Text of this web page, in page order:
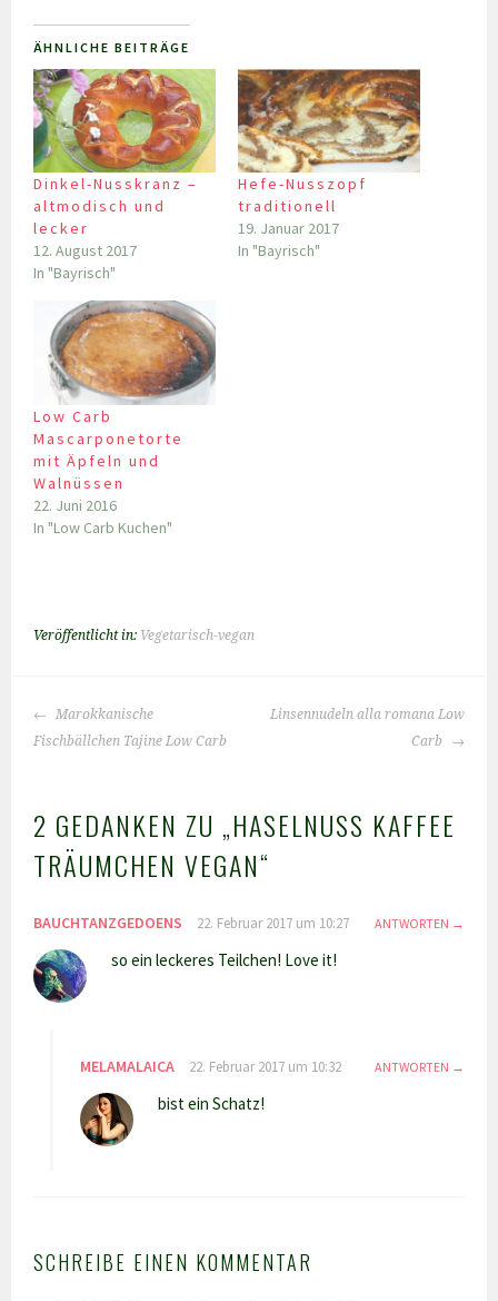
ÄHNLICHE BEITRÄGE
Dinkel-Nusskranz –
altmodisch und
lecker
12. August 2017
In "Bayrisch"
Hefe-Nusszopf
traditionell
19. Januar 2017
In "Bayrisch"
Low Carb
Mascarponetorte
mit Äpfeln und
Walnüssen
22. Juni 2016
In "Low Carb Kuchen"
Veröffentlicht in: Vegetarisch-vegan
BEITRAGS-
NAVIGATION
Marokkanische
Fischbällchen Tajine Low Carb
Linsennudeln alla romana Low
Carb
2 GEDANKEN ZU „HASELNUSS KAFFEE
TRÄUMCHEN VEGAN“
BAUCHTANZGEDOENS 22. Februar 2017 um 10:27 ANTWORTEN
so ein leckeres Teilchen! Love it!
MELAMALAICA 22. Februar 2017 um 10:32 ANTWORTEN
bist ein Schatz!
SCHREIBE EINEN KOMMENTAR